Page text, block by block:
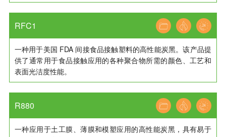
RFC1
一种用于美国 FDA 间接食品接触塑料的高性能炭黑。该产品提
供了通常用于食品接触应用的各种聚合物所需的颜色、工艺和
表面光洁度性能。
R880
一种应用于土工膜、薄膜和模塑应用的高性能炭黑，具有易于